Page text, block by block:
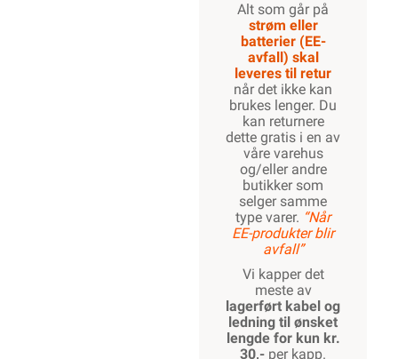
Alt som går på
strøm eller
batterier (EE-
avfall) skal
leveres til retur
når det ikke kan
brukes lenger. Du
kan returnere
dette gratis i en av
våre varehus
og/eller andre
butikker som
selger samme
type varer. “Når
EE-produkter blir
avfall”
Vi kapper det
meste av
lagerført kabel og
ledning til ønsket
lengde for kun kr.
30,- per kapp.